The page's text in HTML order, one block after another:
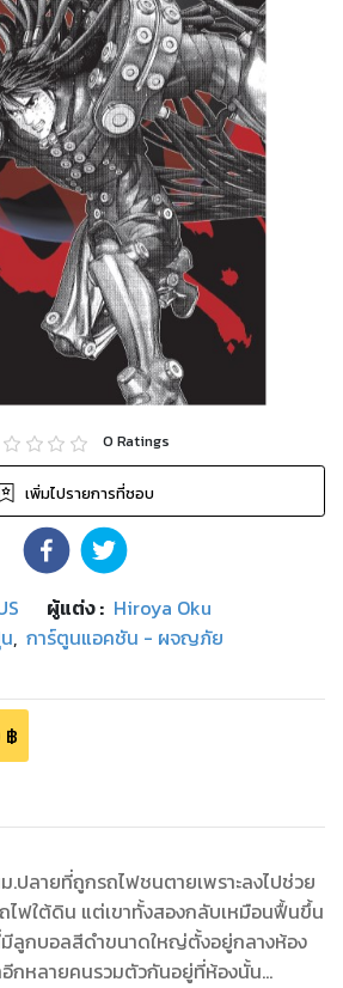
0 Ratings
เพิ่มไปรายการที่ชอบ
ผู้แต่ง : Hiroya Oku
, การ์ตูนแอคชัน - ผจญภัย
฿
.ปลายที่ถูกรถไฟชนตายเพราะลงไปช่วย
ไฟใต้ดิน แต่เขาทั้งสองกลับเหมือนฟื้นขึ้น
ลูกบอลสีดำขนาดใหญ่ตั้งอยู่กลางห้อง
กหลายคนรวมตัวกันอยู่ที่ห้องนั้น